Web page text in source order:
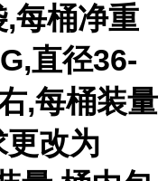
每桶净重
直径36-
,每桶装量
改为